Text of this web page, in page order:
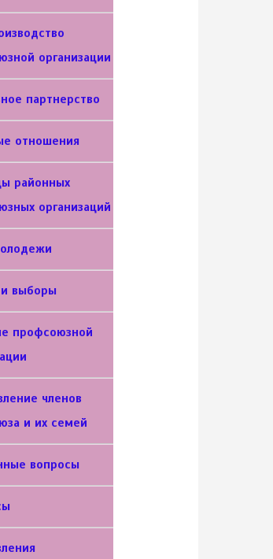
организации
партнерство
отношения
районных
организаций
выборы
профсоюзной
членов
и их семей
вопросы